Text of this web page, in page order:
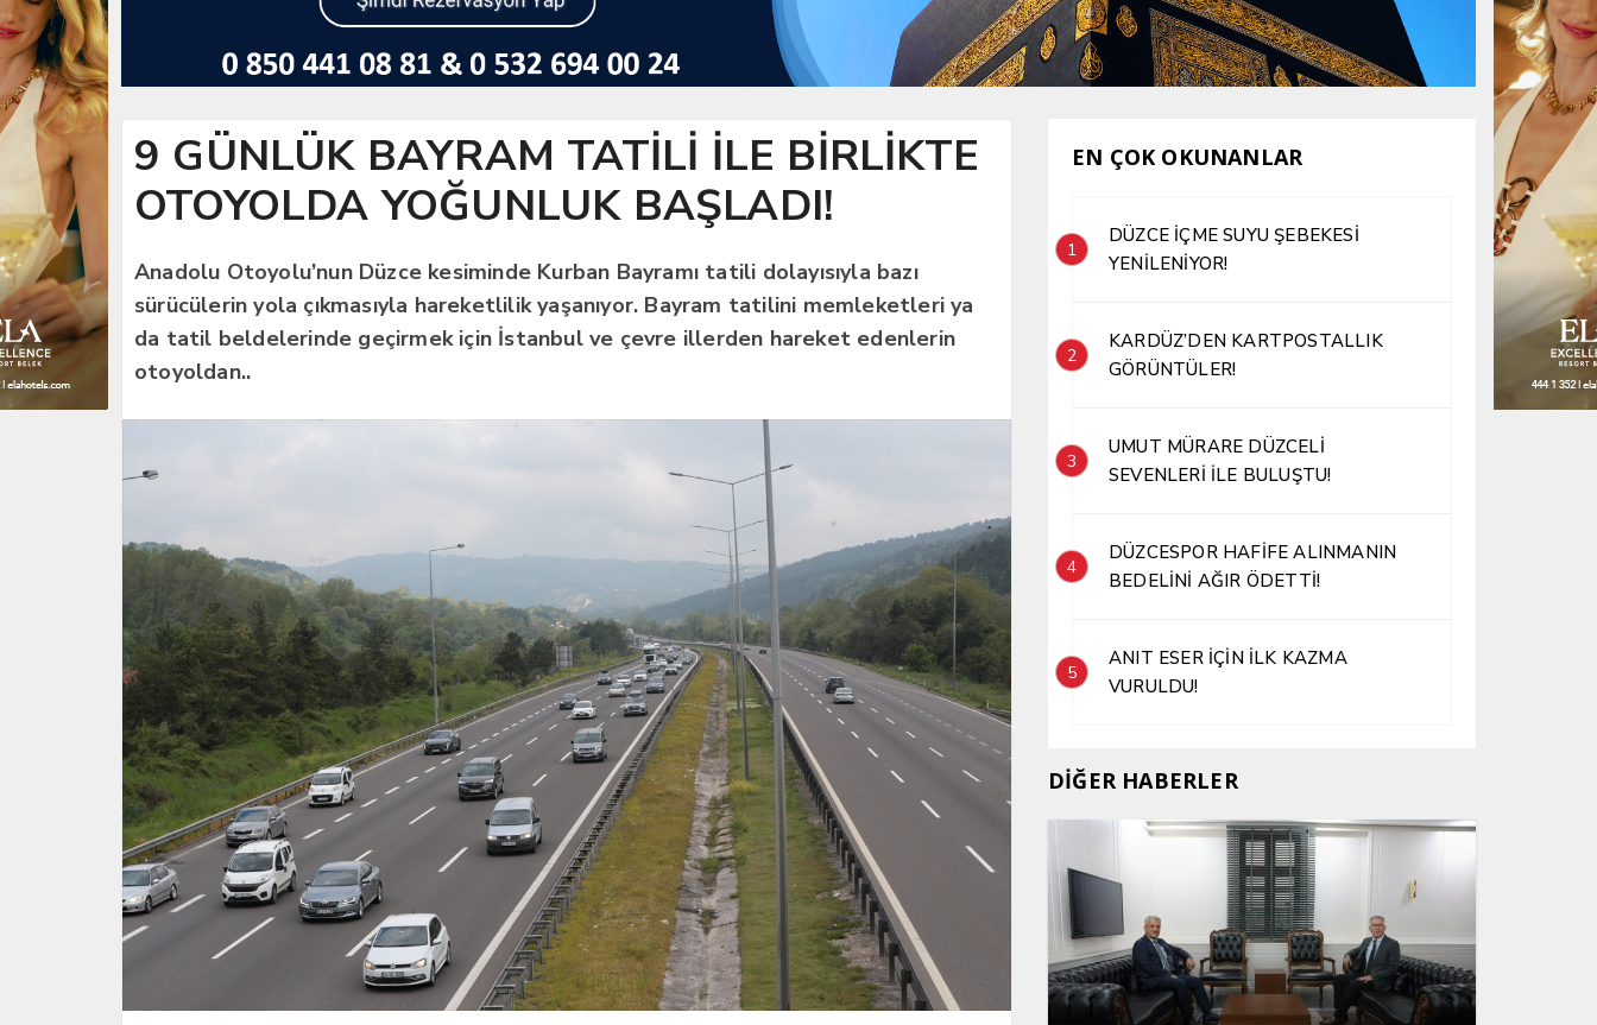
9 GÜNLÜK BAYRAM TATİLİ İLE BİRLİKTE
OTOYOLDA YOĞUNLUK BAŞLADI!
Anadolu Otoyolu’nun Düzce kesiminde Kurban Bayramı tatili dolayısıyla bazı
sürücülerin yola çıkmasıyla hareketlilik yaşanıyor. Bayram tatilini memleketleri ya
da tatil beldelerinde geçirmek için İstanbul ve çevre illerden hareket edenlerin
otoyoldan..
EN ÇOK OKUNANLAR
1
DÜZCE İÇME SUYU ŞEBEKESİ
YENİLENİYOR!
2
KARDÜZ’DEN KARTPOSTALLIK
GÖRÜNTÜLER!
3
UMUT MÜRARE DÜZCELİ
SEVENLERİ İLE BULUŞTU!
4
DÜZCESPOR HAFİFE ALINMANIN
BEDELİNİ AĞIR ÖDETTİ!
5
ANIT ESER İÇİN İLK KAZMA
VURULDU!
DİĞER HABERLER